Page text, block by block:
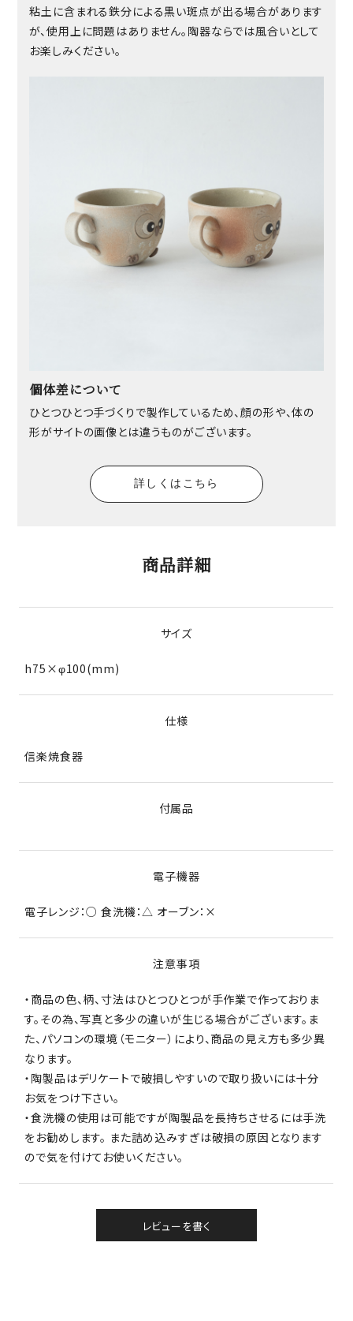
粘土に含まれる鉄分による黒い斑点が出る場合があります
が、使用上に問題はありません。陶器ならでは風合いとして
お楽しみください。
個体差について
ひとつひとつ手づくりで製作しているため、顔の形や、体の
形がサイトの画像とは違うものがございます。
詳しくはこちら
商品詳細
サイズ
h75×φ100(mm)
仕様
信楽焼食器
付属品
電子機器
電子レンジ：○ 食洗機：△ オーブン：×
注意事項
・商品の色、柄、寸法はひとつひとつが手作業で作っておりま
す。その為、写真と多少の違いが生じる場合がございます。ま
た、パソコンの環境（モニター）により、商品の見え方も多少異
なります。
・陶製品はデリケートで破損しやすいので取り扱いには十分
お気をつけ下さい。
・食洗機の使用は可能ですが陶製品を長持ちさせるには手洗
をお勧めします。 また詰め込みすぎは破損の原因となります
ので気を付けてお使いください。
レビューを書く